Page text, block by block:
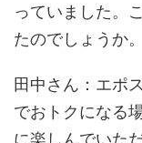
っていました。
たのでしょうか。
田中さん ：エポ
でおトクになる